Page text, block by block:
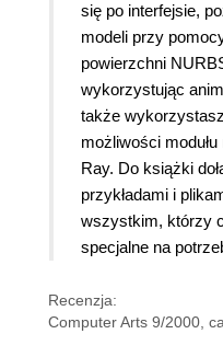
się po interfejsie,
modeli przy
powierzchni
wykorzystując
także
możliwości
Ray. Do książki
przykładami i
wszystkim, którzy
specjalne na
Recenzja:
Computer Arts 9/2000,